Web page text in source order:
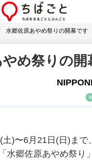
水郷佐原あやめ祭りの開幕です
め祭りの開
)〜6月21日(日)まで
水郷佐原あやめ祭り